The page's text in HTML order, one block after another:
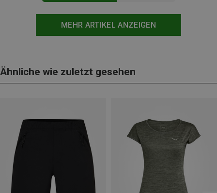
MEHR ARTIKEL ANZEIGEN
Ähnliche wie zuletzt gesehen